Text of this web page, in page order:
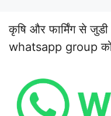
कृषि और फार्मिंग से जुडी
whatsapp group